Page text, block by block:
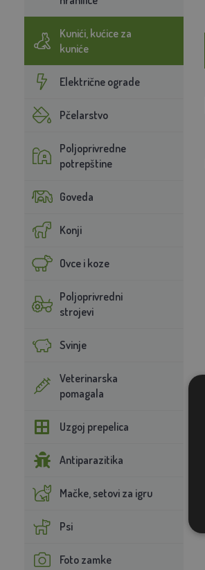
Kunići, kućice za
kuniće
Električne ograde
Pčelarstvo
Poljoprivredne
potrepštine
Goveda
Konji
Ovce i koze
Poljoprivredni
strojevi
Svinje
Veterinarska
pomagala
Uzgoj prepelica
Antiparazitika
Mačke, setovi za igru
Psi
Foto zamke